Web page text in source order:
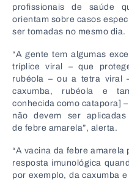
profissionais de saúde
orientam sobre casos
ser tomadas no mesmo dia.
“A gente tem algumas
tríplice viral – que
rubéola – ou a tetra viral
caxumba, rubéola e
conhecida como catapora]
não devem ser
de febre amarela”, alerta.
“A vacina da febre
resposta imunológica
por exemplo, da caxumba